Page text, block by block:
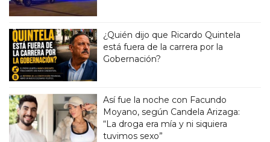
¿Quién dijo que Ricardo Quintela
está fuera de la carrera por la
Gobernación?
Así fue la noche con Facundo
Moyano, según Candela Arizaga:
“La droga era mía y ni siquiera
tuvimos sexo”